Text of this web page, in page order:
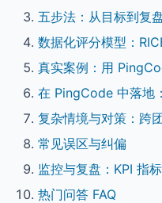
五步法：从目标到复
数据化评分模型：
真实案例：用
在 PingCode 中落地
复杂情境与对策：跨
常见误区与纠偏
监控与复盘：KPI 指
热门问答 FAQ